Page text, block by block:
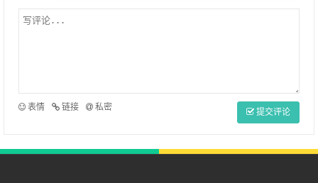
表情 链接 私密 提交评论